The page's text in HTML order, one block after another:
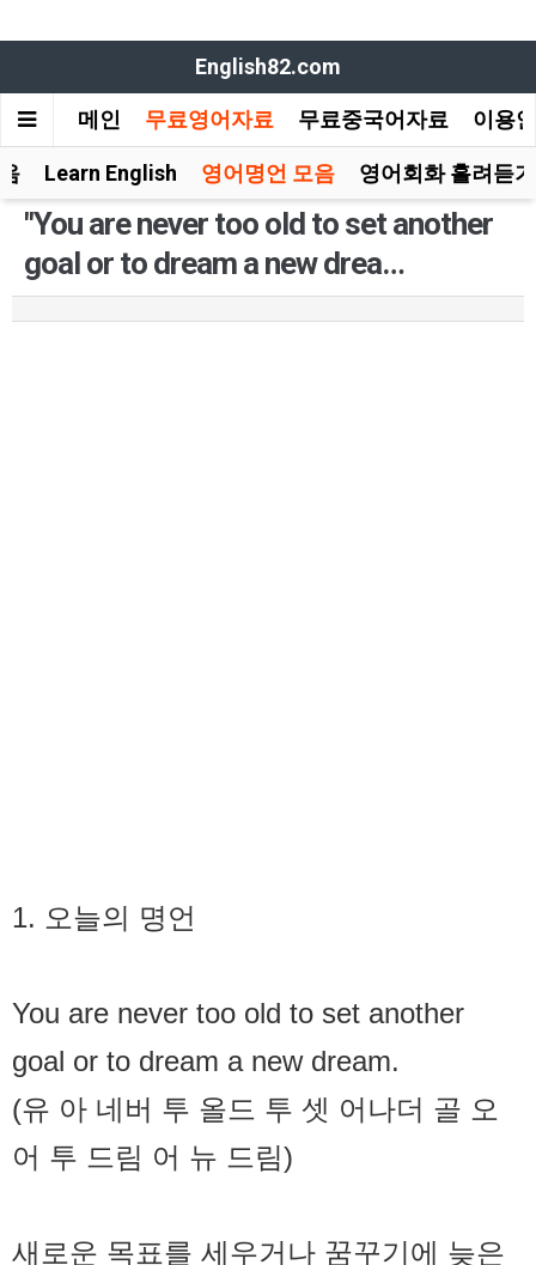
English82.com
메인 무료영어자료 무료중국어자료 이용
Learn English 영어명언 모음 영어회화 흘려듣기
"You are never too old to set another
goal or to dream a new drea…
1. 오늘의 명언
You are never too old to set another
goal or to dream a new dream.
(유 아 네버 투 올드 투 셋 어나더 골 오
어 투 드림 어 뉴 드림)
새로운 목표를 세우거나 꿈꾸기에 늦은